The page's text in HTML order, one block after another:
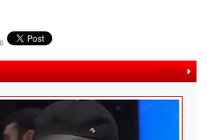
ավելին